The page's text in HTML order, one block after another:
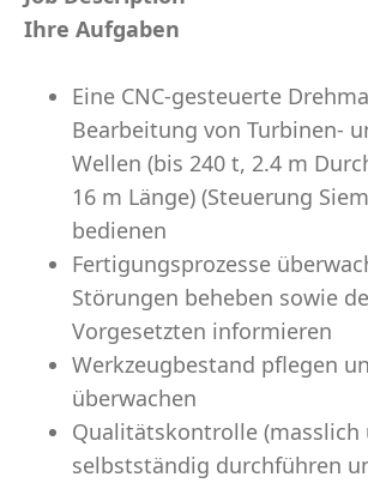
Ihre Aufgaben
Eine CNC-gesteuerte
Bearbeitung von Turbinen-
Wellen (bis 240 t, 2.4 m
16 m Länge) (Steuerung
bedienen
Fertigungsprozesse
Störungen beheben sowie
Vorgesetzten informieren
Werkzeugbestand pflegen
überwachen
Qualitätskontrolle (masslich
selbstständig durchführen